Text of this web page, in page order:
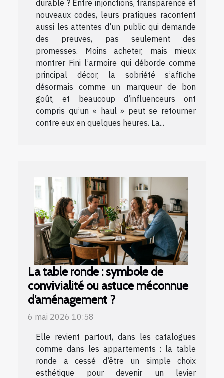
durable ? Entre injonctions, transparence et
nouveaux codes, leurs pratiques racontent
aussi les attentes d’un public qui demande
des preuves, pas seulement des
promesses. Moins acheter, mais mieux
montrer Fini l’armoire qui déborde comme
principal décor, la sobriété s’affiche
désormais comme un marqueur de bon
goût, et beaucoup d’influenceurs ont
compris qu’un « haul » peut se retourner
contre eux en quelques heures. La...
La table ronde : symbole de
convivialité ou astuce méconnue
d’aménagement ?
6 mai 2026 10:58
Elle revient partout, dans les catalogues
comme dans les appartements : la table
ronde a cessé d’être un simple choix
esthétique pour devenir un levier